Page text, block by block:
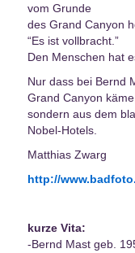
vom Grunde
des Grand Canyon
“Es ist vollbracht.”
Den Menschen hat
Nur dass bei Bernd
Grand Canyon
sondern aus dem
Nobel-Hotels.
Matthias Zwarg
http://
kurze Vita:
-Bernd Mast geb.